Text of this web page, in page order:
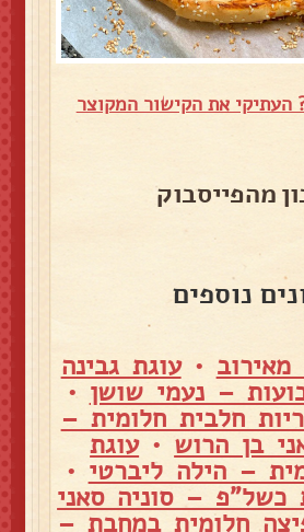
העתיקי את הקישור המקוצר
מהפייסבוק
נוספים
•עוגת גבינה
– נעמי שושן •
חלבית חלומית –
בן הרוש •עוגת
– הילה ליברטי •
כשל"פ – סוניה סאני
חלומית במחבת –